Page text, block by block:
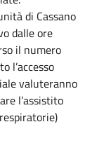
di Cassano
dalle ore
il numero
l’accesso
valuteranno
l’assistito